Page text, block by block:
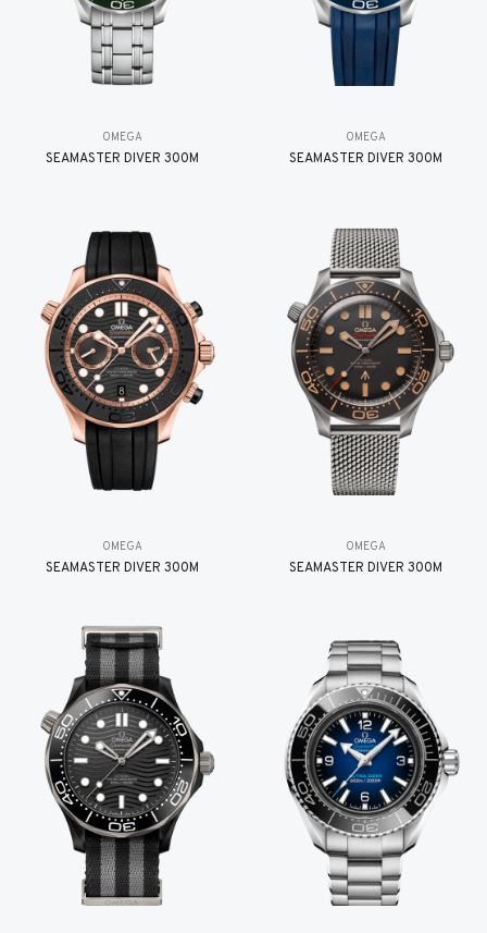
OMEGA
SEAMASTER DIVER 300M
OMEGA
SEAMASTER DIVER 300M
OMEGA
SEAMASTER DIVER 300M
OMEGA
SEAMASTER DIVER 300M